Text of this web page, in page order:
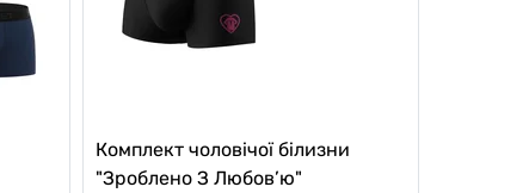
Комплект чоловічої білизни
"Зроблено З Любов’ю"